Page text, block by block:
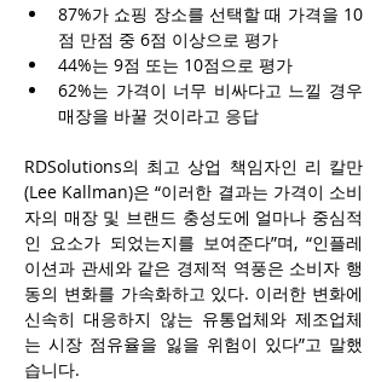
87%가 쇼핑 장소를 선택할 때 가격을 10
점 만점 중 6점 이상으로 평가
44%는 9점 또는 10점으로 평가
62%는 가격이 너무 비싸다고 느낄 경우
매장을 바꿀 것이라고 응답
RDSolutions의 최고 상업 책임자인 리 칼만
(Lee Kallman)은 “이러한 결과는 가격이 소비
자의 매장 및 브랜드 충성도에 얼마나 중심적
인 요소가 되었는지를 보여준다”며, “인플레
이션과 관세와 같은 경제적 역풍은 소비자 행
동의 변화를 가속화하고 있다. 이러한 변화에
신속히 대응하지 않는 유통업체와 제조업체
는 시장 점유율을 잃을 위험이 있다”고 말했
습니다.